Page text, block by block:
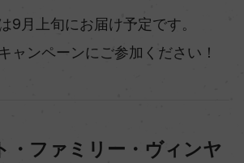
9月上旬にお届け予定です。
ャンペーンにご参加ください！
・ファミリー・ヴィンヤ